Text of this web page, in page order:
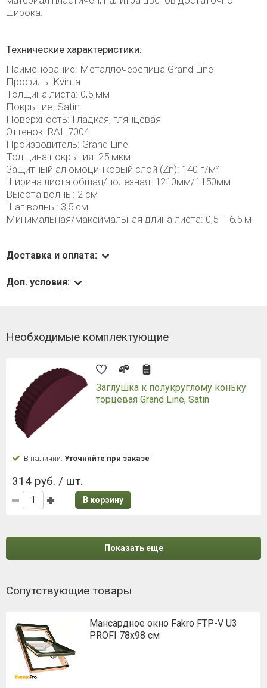
широка.
Технические характеристики:
Наименование: Металлочерепица Grand Line
Профиль: Kvinta
Толщина листа: 0,5 мм
Покрытие: Satin
Поверхность: Гладкая, глянцевая
Оттенок: RAL 7004
Производитель: Grand Line
Толщина покрытия: 25 мкм
Защитный алюмоцинковый слой (Zn): 140 г/м²
Ширина листа общая/полезная: 1210мм/1150мм
Высота волны: 2 см
Шаг волны: 3,5 см
Минимальная/максимальная длина листа: 0,5 – 6,5 м
Доставка и оплата:
Доп. условия:
Необходимые комплектующие
Заглушка к полукруглому коньку
торцевая Grand Line, Satin
В наличии: Уточняйте при заказе
314 руб. / шт.
В корзину
Показать еще
Сопутствующие товары
Мансардное окно Fakro FTP-V U3
PROFI 78x98 см